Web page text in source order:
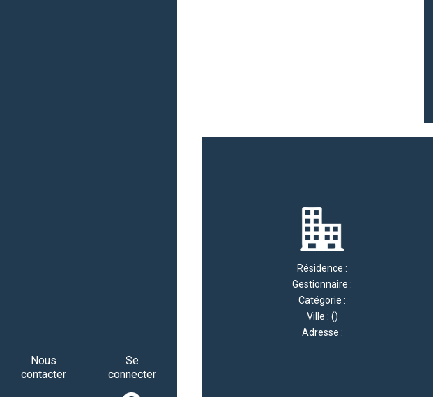
Nous
contacter
Se
connecter
Résidence :
Gestionnaire :
Catégorie :
Ville : ()
Adresse :